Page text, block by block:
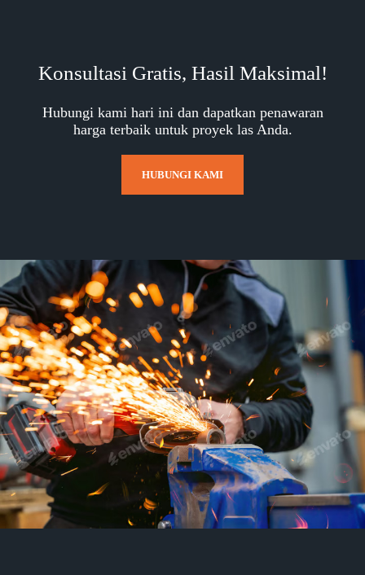
Konsultasi Gratis, Hasil Maksimal!
Hubungi kami hari ini dan dapatkan penawaran
harga terbaik untuk proyek las Anda.
HUBUNGI KAMI